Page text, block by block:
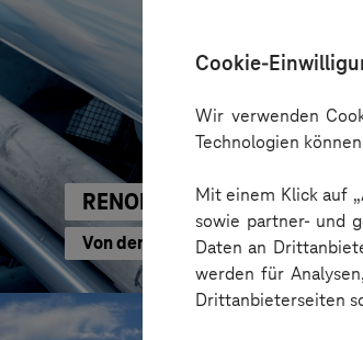
Cookie-
Wir verwenden
Technologien
Mit einem Klick auf
sowie partner- und
Daten an
werden für
Drittanbieterseiten
RENOLIT
Von der Datenstrategie zur